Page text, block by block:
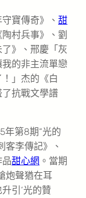
寶傳奇》、 甜
村兵事》、劉
》、邢慶「灰
的非主流單戀
」杰的《白
抗戰文學譜
年第8期“光的
客李傳記》、
甜心網 。當期
炮聲猶在耳
引‘光的贊